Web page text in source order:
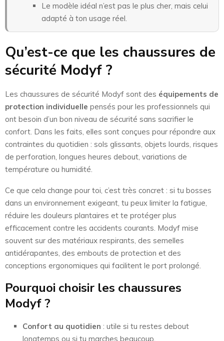
Le modèle idéal n’est pas le plus cher, mais celui
adapté à ton usage réel.
Qu’est-ce que les chaussures de
sécurité Modyf ?
Les chaussures de sécurité Modyf sont des équipements de
protection individuelle pensés pour les professionnels qui
ont besoin d’un bon niveau de sécurité sans sacrifier le
confort. Dans les faits, elles sont conçues pour répondre aux
contraintes du quotidien : sols glissants, objets lourds, risques
de perforation, longues heures debout, variations de
température ou humidité.
Ce que cela change pour toi, c’est très concret : si tu bosses
dans un environnement exigeant, tu peux limiter la fatigue,
réduire les douleurs plantaires et te protéger plus
efficacement contre les accidents courants. Modyf mise
souvent sur des matériaux respirants, des semelles
antidérapantes, des embouts de protection et des
conceptions ergonomiques qui facilitent le port prolongé.
Pourquoi choisir les chaussures
Modyf ?
Confort au quotidien : utile si tu restes debout
longtemps ou si tu marches beaucoup.